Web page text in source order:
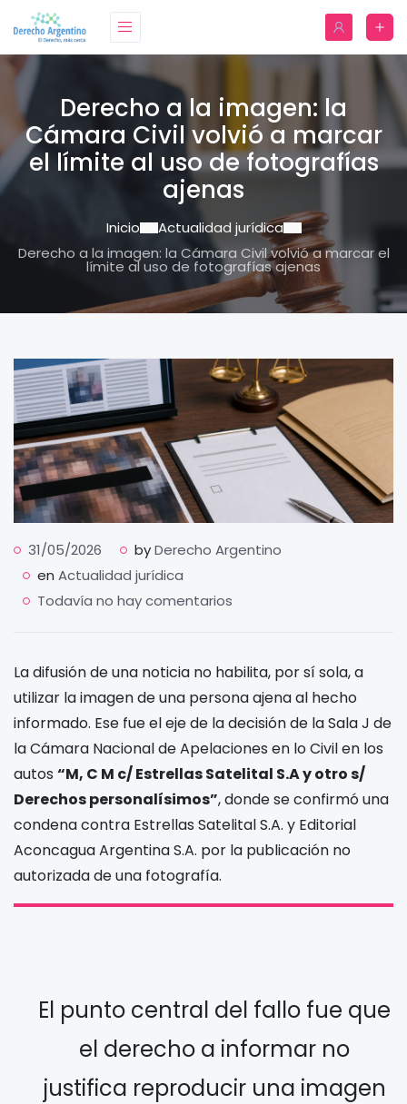
Derecho a la imagen: la
Cámara Civil volvió a marcar
el límite al uso de fotografías
ajenas
Inicio
Actualidad jurídica
Derecho a la imagen: la Cámara Civil volvió a marcar el
límite al uso de fotografías ajenas
31/05/2026 byDerecho Argentino
en Actualidad jurídica
Todavía no hay comentarios
La difusión de una noticia no habilita, por sí sola, a
utilizar la imagen de una persona ajena al hecho
informado. Ese fue el eje de la decisión de la Sala J de
la Cámara Nacional de Apelaciones en lo Civil en los
autos “M, C M c/ Estrellas Satelital S.A y otro s/
Derechos personalísimos”, donde se confirmó una
condena contra Estrellas Satelital S.A. y Editorial
Aconcagua Argentina S.A. por la publicación no
autorizada de una fotografía.
El punto central del fallo fue que
el derecho a informar no
justifica reproducir una imagen